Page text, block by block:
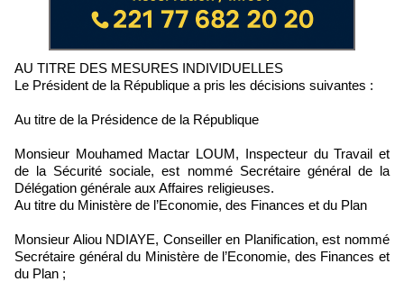
AU TITRE DES MESURES INDIVIDUELLES
Le Président de la République a pris les décisions suivantes :
Au titre de la Présidence de la République
Monsieur Mouhamed Mactar LOUM, Inspecteur du Travail et
de la Sécurité sociale, est nommé Secrétaire général de la
Délégation générale aux Affaires religieuses.
Au titre du Ministère de l’Economie, des Finances et du Plan
Monsieur Aliou NDIAYE, Conseiller en Planification, est nommé
Secrétaire général du Ministère de l’Economie, des Finances et
du Plan ;